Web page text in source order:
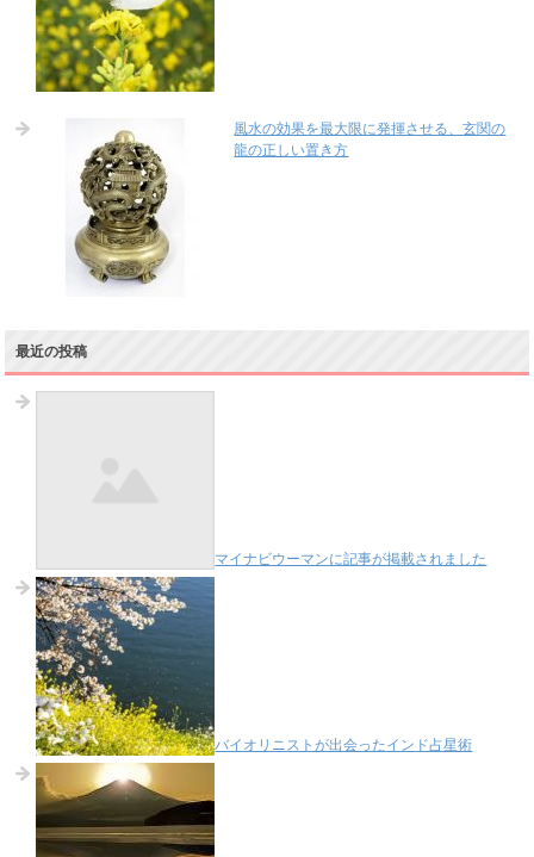
風水の効果を最大限に発揮させる、玄関の
龍の正しい置き方
最近の投稿
マイナビウーマンに記事が掲載されました
バイオリニストが出会ったインド占星術